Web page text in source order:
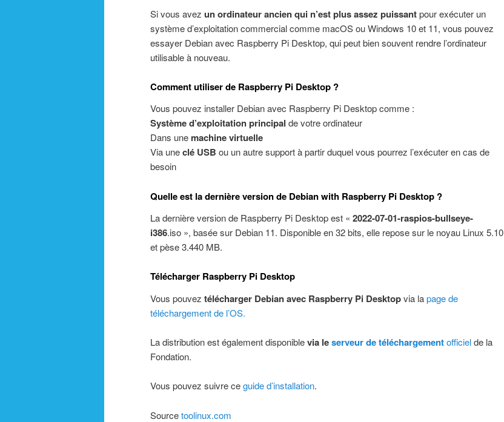
Si vous avez un ordinateur ancien qui n’est plus assez puissantpour exécuter un
système d’exploitation commercial comme macOS ou Windows 10 et 11, vous pouvez
essayer Debian avec Raspberry Pi Desktop, qui peut bien souvent rendre l’ordinateur
utilisable à nouveau.
Comment utiliser de Raspberry Pi Desktop ?
Vous pouvez installer Debian avec Raspberry Pi Desktop comme :
Système d’exploitation principal de votre ordinateur
Dans une machine virtuelle
Via uneclé USB ou un autre support à partir duquel vous pourrez l’exécuter en cas de
besoin
Quelle est la dernière version de Debian with Raspberry Pi Desktop ?
La dernière version de Raspberry Pi Desktop est « 2022-07-01-raspios-bullseye-
i386.iso », basée sur Debian 11. Disponible en 32 bits, elle repose sur le noyau Linux 5.10
et pèse 3.440 MB.
Télécharger Raspberry Pi Desktop
Vous pouvez télécharger Debian avec Raspberry Pi Desktopvia lapage de
téléchargement de l’OS.
La distribution est également disponiblevia leserveur de téléchargementofficielde la
Fondation.
Vous pouvez suivre ceguide d’installation.
Sourcetoolinux.com